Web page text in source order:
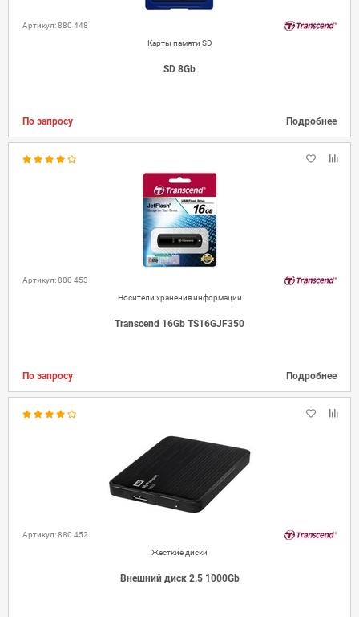
Артикул: 880 448
Карты памяти SD
SD 8Gb
По запросу Подробнее
Артикул: 880 453
Носители хранения информации
Transcend 16Gb TS16GJF350
По запросу Подробнее
Артикул: 880 452
Жесткие диски
Внешний диск 2.5 1000Gb